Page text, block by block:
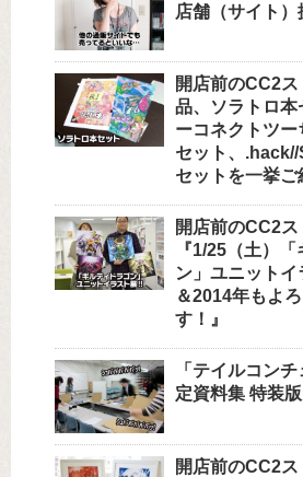
店舗（サイト）
開店前のCC2
品、ソラトロ
ーコネクトツ
セット、
セットを一挙ご
開店前のCC2ス
『1/25（土）
ン」ユニットイ
＆2014年もよ
す！』
「テイルコン
定資料集 特装
開店前のCC2